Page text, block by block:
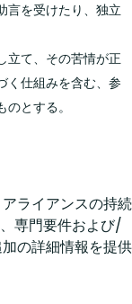
言を受けたり、独立
立て、その苦情が正
く仕組みを含む、参
とする。
ライアンスの持続
専門要件および/
の詳細情報を提供